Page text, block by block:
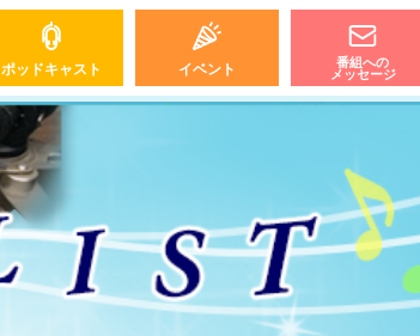
ポッドキャスト イベント
番組への
メッセージ